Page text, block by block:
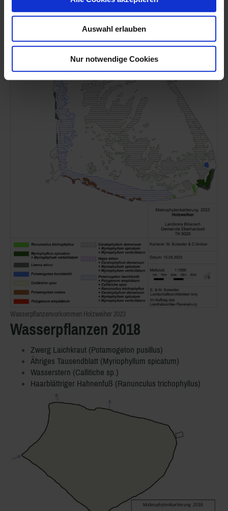
Auswahl erlauben
Nur notwendige Cookies
Raues Hornblatt (Ceratophyllum demersum)
Wasserpflanzenvorkommen Holzweiher 2023
Wasserpflanzen 2018
Zwerg Laichkraut (Potamogeton pusillus)
Ähriges Tausendblatt (Myriophyllum spicatum)
Wasserstern (Callitiche sp.)
Haarblättriger Hahnenfuß (Ranunculus trichophyllus)